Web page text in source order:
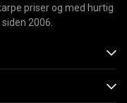
priser og med hurtig
2006.